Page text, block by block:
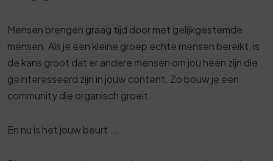
Mensen brengen graag tijd door met gelijkgestemde
mensen. Als je een kleine groep echte mensen bereikt, is
de kans groot dat er andere mensen om jou heen zijn die
geïnteresseerd zijn in jouw content. Zo bouw je een
community die organisch groeit.
En nu is het jouw beurt ...